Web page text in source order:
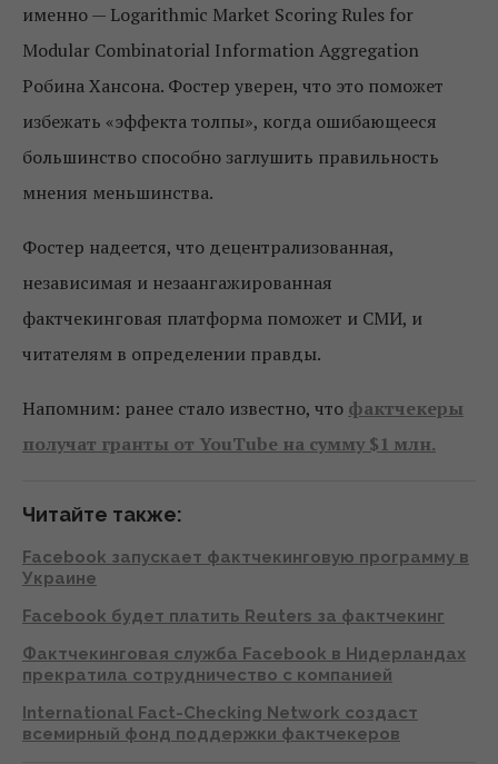
именно — Logarithmic Market Scoring Rules for
Modular Combinatorial Information Aggregation
Робина Хансона. Фостер уверен, что это поможет
избежать «эффекта толпы», когда ошибающееся
большинство способно заглушить правильность
мнения меньшинства.
Фостер надеется, что децентрализованная,
независимая и незаангажированная
фактчекинговая платформа поможет и СМИ, и
читателям в определении правды.
Напомним: ранее стало известно, что фактчекеры
получат гранты от YouTube на сумму $1 млн.
Читайте также:
Facebook запускает фактчекинговую программу в
Украине
Facebook будет платить Reuters за фактчекинг
Фактчекинговая служба Facebook в Нидерландах
прекратила сотрудничество с компанией
International Fact-Checking Network создаcт
всемирный фонд поддержки фактчекеров